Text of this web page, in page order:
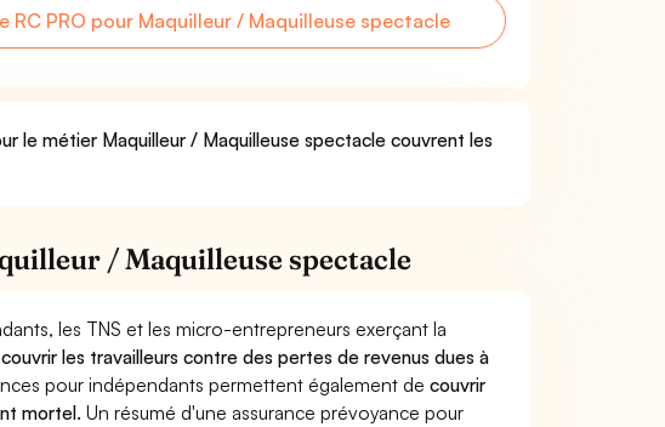
RC PRO pour Maquilleur / Maquilleuse spectacle
le métier Maquilleur / Maquilleuse spectacle couvrent les
/ Maquilleuse spectacle
les TNS et les micro-entrepreneurs exerçant la
couvrir les travailleurs contre des pertes de revenus dues à
pour indépendants permettent également decouvrir
mortel. Un résumé d'une assurance prévoyance pour